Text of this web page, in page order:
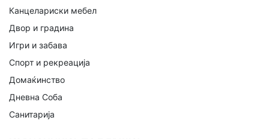
Канцелариски мебел
Двор и градина
Игри и забава
Спорт и рекреација
Домаќинство
Дневна Соба
Санитарија